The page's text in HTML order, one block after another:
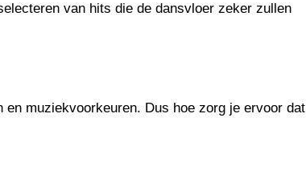
van hits die de dansvloer zeker zullen
muziekvoorkeuren. Dus hoe zorg je ervoor dat